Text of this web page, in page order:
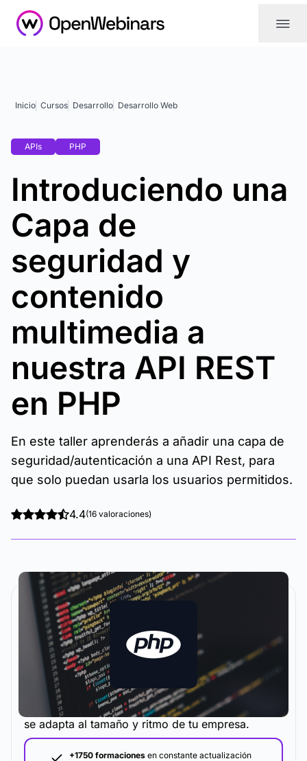
|||
Inicio Cursos Desarrollo Desarrollo Web
APIs PHP
Introduciendo una
Capa de
seguridad y
contenido
multimedia a
nuestra API REST
en PHP
En este taller aprenderás a añadir una capa de
seguridad/autenticación a una API Rest, para
que solo puedan usarla los usuarios permitidos.
4.4(16 valoraciones)
La metodología y plataforma de formación que
se adapta al tamaño y ritmo de tu empresa.
+1750 formaciones en constante actualización